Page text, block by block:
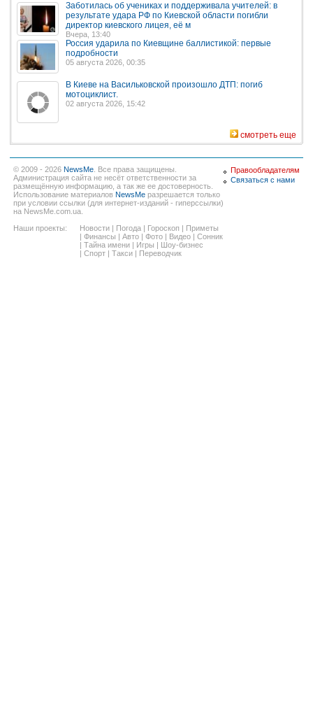
Заботилась об учениках и поддерживала учителей: в
результате удара РФ по Киевской области погибли
директор киевского лицея, её м
Вчера, 13:40
Россия ударила по Киевщине баллистикой: первые
подробности
05 августа 2026, 00:35
В Киеве на Васильковской произошло ДТП: погиб
мотоциклист.
02 августа 2026, 15:42
смотреть еще
© 2009 - 2026 NewsMe . Все права защищены.
Администрация сайта не несёт ответственности за
размещённую информацию, а так же ее достоверность.
Использование материалов NewsMe разрешается только
при условии ссылки (для интернет-изданий - гиперссылки)
на NewsMe.com.ua.
Наши проекты:
Новости | Погода | Гороскоп | Приметы
| Финансы | Авто | Фото | Видео | Сонник
| Тайна имени | Игры | Шоу-бизнес
| Спорт | Такси | Переводчик
Правообладателям
Связаться с нами